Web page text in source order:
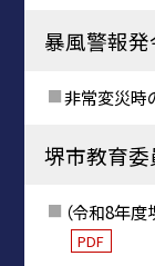
暴風警報
非常変災時
堺市教育委
（令和8年度
PDF